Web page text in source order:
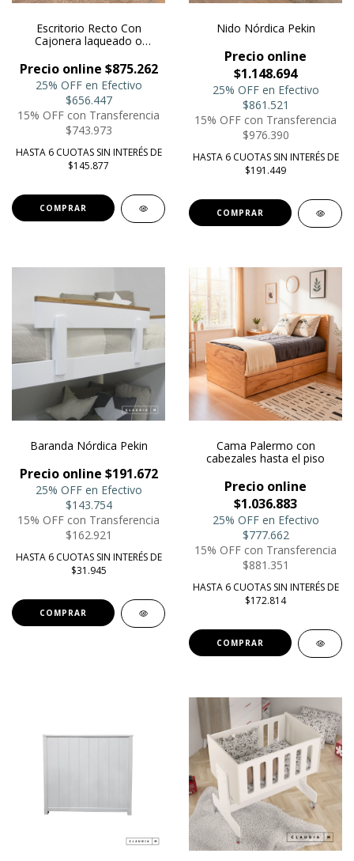
Escritorio Recto Con
Cajonera laqueado o
Precio online $875.262
25% OFF en Efectivo
$656.447
15% OFF con Transferencia
$743.973
HASTA 6 CUOTAS SIN INTERÉS DE
$145.877
COMPRAR
Nido Nórdica Pekin
Precio online
$1.148.694
25% OFF en Efectivo
$861.521
15% OFF con Transferencia
$976.390
HASTA 6 CUOTAS SIN INTERÉS DE
$191.449
COMPRAR
Baranda Nórdica Pekin
Precio online $191.672
25% OFF en Efectivo
$143.754
15% OFF con Transferencia
$162.921
HASTA 6 CUOTAS SIN INTERÉS DE
$31.945
COMPRAR
Cama Palermo con
cabezales hasta el piso
Precio online
$1.036.883
25% OFF en Efectivo
$777.662
15% OFF con Transferencia
$881.351
HASTA 6 CUOTAS SIN INTERÉS DE
$172.814
COMPRAR